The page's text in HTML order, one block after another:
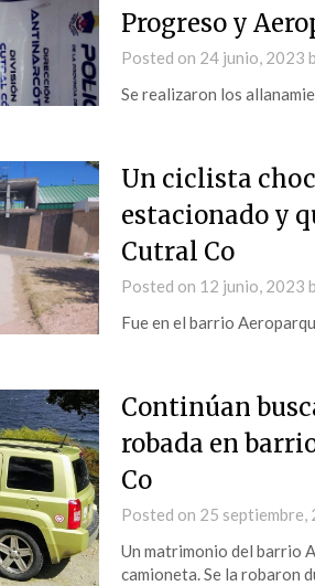
Progreso y
Posted on 24 junio, 2023
Se realizaron los
Un ciclista
estacionado y
Cutral Co
Posted on 12 junio, 2023
Fue en el barrio
Continúan
robada en
Co
Posted on 25 septiembre,
Un matrimonio del barrio
camioneta. Se la robaron